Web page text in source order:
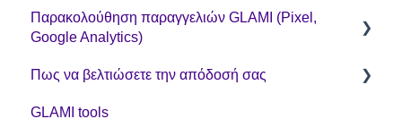
CPC μοντέλο συνεργασίας
Παρακολούθηση παραγγελιών GLAMI (Pixel,
Google Analytics)
Χρήσιμοι Οδηγοί
GA4
Πως να βελτιώσετε την απόδοσή σας
Βελτιστοποίηση
GLAMI tools